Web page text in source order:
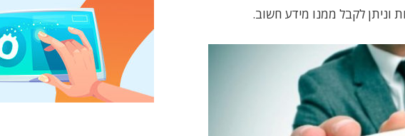
וניתן לקבל ממנו מידע חשוב.